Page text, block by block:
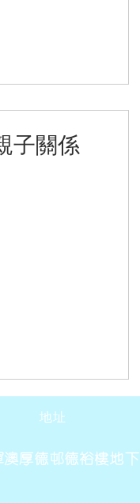
子關係
地址
澳厚德邨德裕樓地下